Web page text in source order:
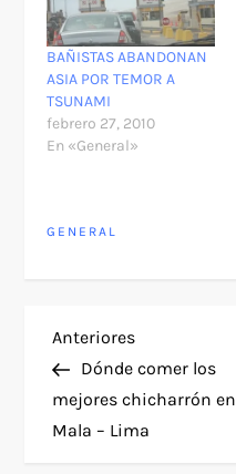
BAÑISTAS ABANDONAN
ASIA POR TEMOR A
TSUNAMI
febrero 27, 2010
En «General»
GENERAL
N
a
v
Entrada
anterior
Anteriores
Dónde comer los
mejores chicharrón en
Mala – Lima